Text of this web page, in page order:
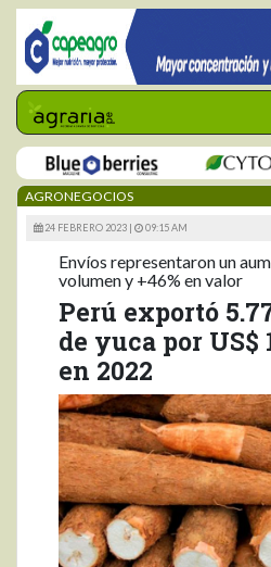
AGRONEGOCIOS
24 FEBRERO 2023 | 09:15 AM
Envíos representaron un
volumen y +46% en valor
Perú exportó
de yuca por US$
en 2022